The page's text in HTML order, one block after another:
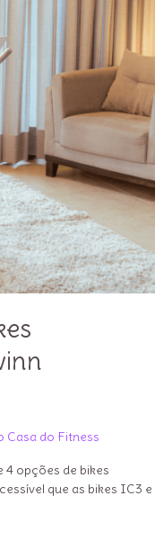
Casa do Fitness
opções de bikes
que as bikes IC3 e